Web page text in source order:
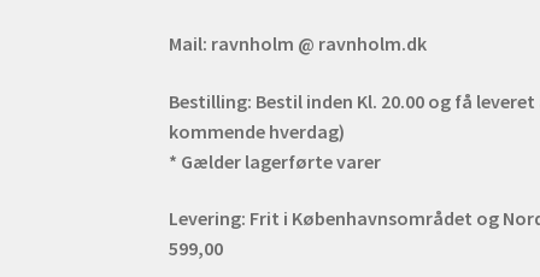
Mail: ravnholm @ ravnholm.dk
Bestilling: Bestil inden Kl. 20.00 og få
kommende hverdag)
* Gælder lagerførte varer
Levering: Frit i Københavnsområdet og
599,00